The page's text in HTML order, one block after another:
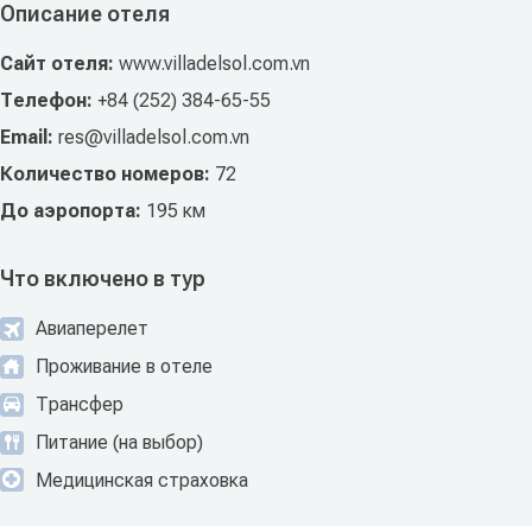
Описание отеля
Сайт отеля: www.villadelsol.com.vn
Телефон: +84 (252) 384-65-55
Email: res@villadelsol.com.vn
Количество номеров: 72
До аэропорта: 195 км
Что включено в тур
Авиаперелет
Проживание в отеле
Трансфер
Питание (на выбор)
Медицинская страховка